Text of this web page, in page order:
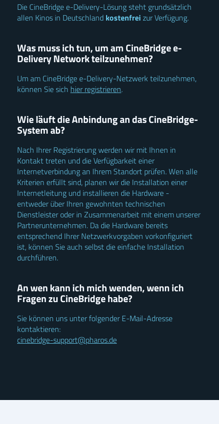
Die CineBridge e-Delivery-Lösung steht grundsätzlich
allen Kinos in Deutschland kostenfreizur Verfügung.
Was muss ich tun, um am CineBridge e-
Delivery Network teilzunehmen?
Um am CineBridge e-Delivery-Netzwerk teilzunehmen,
können Sie sich hier registrieren.
Wie läuft die Anbindung an das CineBridge-
System ab?
Nach Ihrer Registrierung werden wir mit Ihnen in
Kontakt treten und die Verfügbarkeit einer
Internetverbindung an Ihrem Standort prüfen. Wen alle
Kriterien erfüllt sind, planen wir die Installation einer
Internetleitung und installieren die Hardware -
entweder über Ihren gewohnten technischen
Dienstleister oder in Zusammenarbeit mit einem unserer
Partnerunternehmen. Da die Hardware bereits
entsprechend Ihrer Netzwerkvorgaben vorkonfiguriert
ist, können Sie auch selbst die einfache Installation
durchführen.
An wen kann ich mich wenden, wenn ich
Fragen zu CineBridge habe?
Sie können uns unter folgender E-Mail-Adresse
kontaktieren:
cinebridge-support@pharos.de